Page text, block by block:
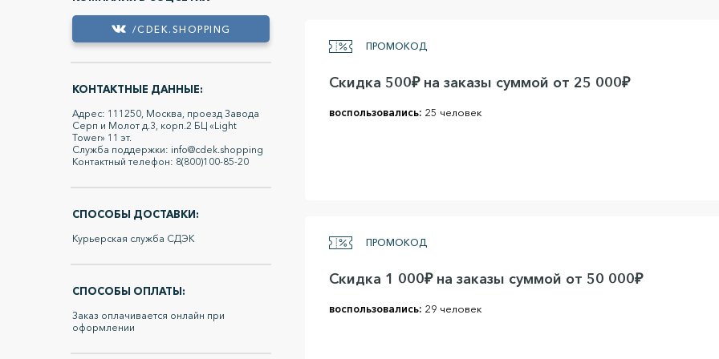
/CDEK.SHOPPING
КОНТАКТНЫЕ ДАННЫЕ:
Адрес: 111250, Москва, проезд Завода
Серп и Молот д.3, корп.2 БЦ «Light
Tower» 11 эт.
Служба поддержки: info@cdek.shopping
Контактный телефон: 8(800)100-85-20
СПОСОБЫ ДОСТАВКИ:
Курьерская служба СДЭК
СПОСОБЫ ОПЛАТЫ:
Заказ оплачивается онлайн при
оформлении
ПРОМОКОД
Скидка 500₽ на заказы суммой от 25 000₽
воспользовались: 25 человек
ПРОМОКОД
Скидка 1 000₽ на заказы суммой от 50 000₽
воспользовались: 29 человек